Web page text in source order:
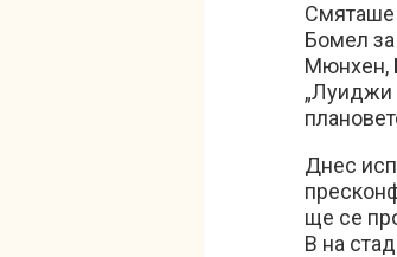
Смяташе
Бомел
Мюнхен,
„Луиджи
Днес
ще се
В на